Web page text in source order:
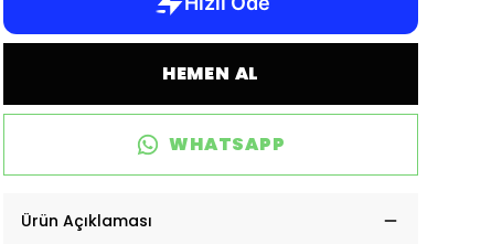
HEMEN AL
WHATSAPP
Ürün Açıklaması